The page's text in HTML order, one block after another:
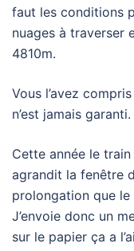
faut les conditions
nuages à traverser
4810m.
Vous l’avez
n’est jamais garanti.
Cette année le
agrandit la fenêtre
prolongation que le
J’envoie donc un
sur le papier ça a